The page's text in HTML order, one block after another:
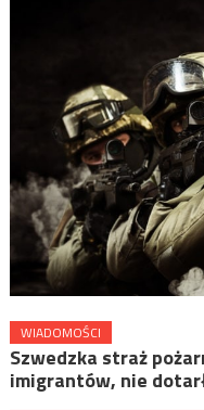
WIADOMOŚCI
Szwedzka straż
imigrantów, nie